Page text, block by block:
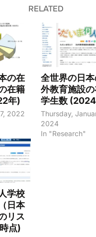
RELATED
の在
在籍
年)
2022
全世界の日
外教育施設
学生数
Thursday,
2024
In "Research"
学校
日本
リス
点)